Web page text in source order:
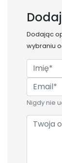
Dodając
wybraniu
Nigdy nie